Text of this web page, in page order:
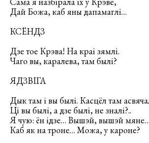
Дай Божа, каб яны дапамаглі…
КСЁНДЗ
Дзе тое Крэва! На краі зямлі.
Чаго вы, каралева, там былі?
ЯДЗВІГА
Дык там і вы былі. Касцёл там
Ці вы былі, а дзе былі, не зналі?..
Я чую: ён ідзе… Вышэй, вышэй мяне…
Каб як на троне… Можа, у кароне?